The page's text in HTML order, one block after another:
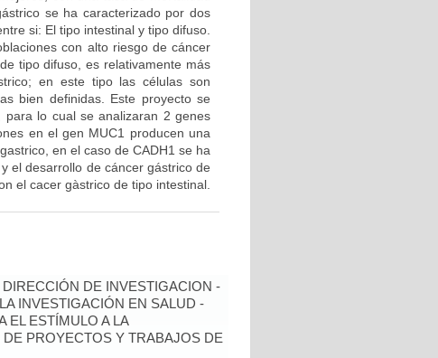
se ha caracterizado por dos
si: El tipo intestinal y tipo difuso.
con alto riesgo de cáncer
tipo difuso, es relativamente más
en este tipo las células son
bien definidas. Este proyecto se
lo cual se analizaran 2 genes
en el gen MUC1 producen una
en el caso de CADH1 se ha
el desarrollo de cáncer gástrico de
el cacer gàstrico de tipo intestinal.
DE INVESTIGACION -
INVESTIGACIÓN EN SALUD -
EL ESTÍMULO A LA
PROYECTOS Y TRABAJOS DE